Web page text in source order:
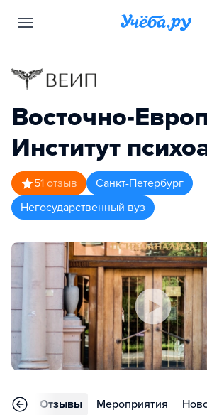
Восточно-
Институт
51 отзыв
Санкт-Петербург
Негосударственный вуз
Отзывы Мероприятия